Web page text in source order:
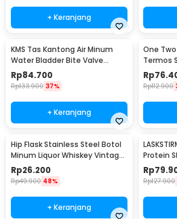
+ Keranjang
KMS Tas Kantong Air Minum
Water Bladder Bite Valve
Hydration Bag 3L - BL018
Rp84.700
Rp133.900 37%
+ Keranjang
One
Termos
Free
Rp
Rp112.900
Hip Flask Stainless Steel Botol
Minum Liquor Whiskey Vintage
7oz Jack Daniel - H-7
Rp26.200
Rp49.900 48%
+ Keranjang
Protein
BPA
Rp
Rp127.900